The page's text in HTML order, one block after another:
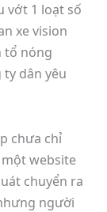
vớt 1 loạt số
xe vision
tổ nóng
dân yêu
chưa chỉ
một website
chuyển ra
người